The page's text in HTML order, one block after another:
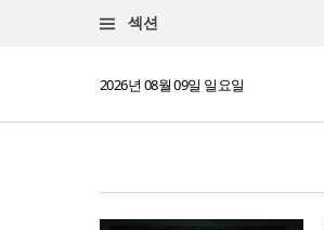
섹션
2026년 08월 09일 일요일